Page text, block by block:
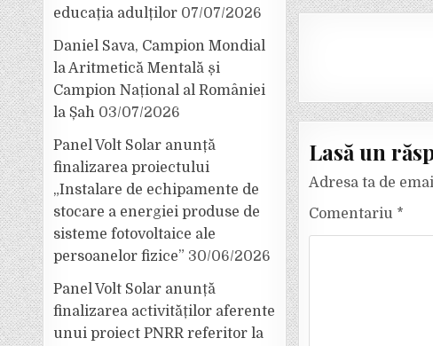
Lasă un
Adresa ta de
Comentariu *
educația adulților 07/07/2026
Daniel Sava, Campion Mondial
la Aritmetică Mentală și
Campion Național al României
la Șah 03/07/2026
Panel Volt Solar anunță
finalizarea proiectului
„Instalare de echipamente de
stocare a energiei produse de
sisteme fotovoltaice ale
persoanelor fizice” 30/06/2026
Panel Volt Solar anunță
finalizarea activităților aferente
unui proiect PNRR referitor la